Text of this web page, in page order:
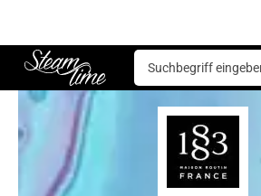
Steam time
Spirituosen Maison Routin 1883 Weißer Pfirsich Sirup 1000ml